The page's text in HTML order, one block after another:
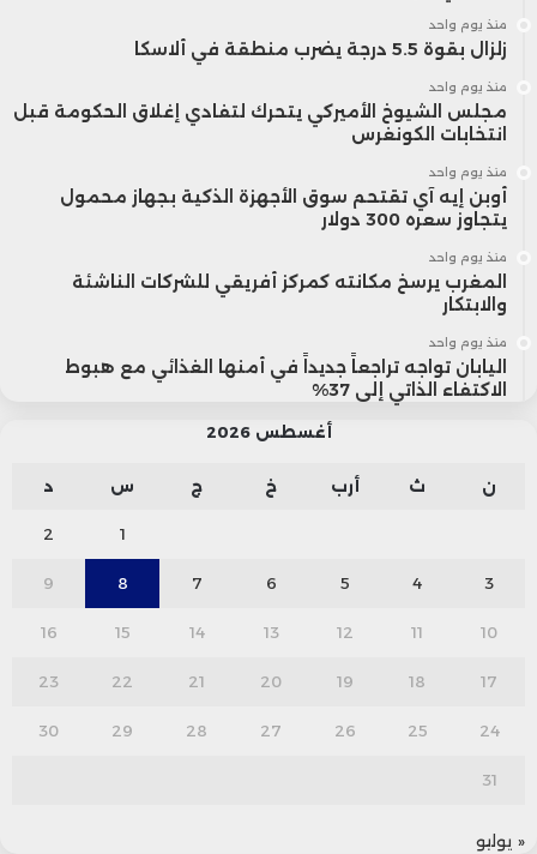
منذ يوم واحد
زلزال بقوة 5.5 درجة يضرب منطقة في ألاسكا
منذ يوم واحد
مجلس الشيوخ الأميركي يتحرك لتفادي إغلاق الحكومة قبل
انتخابات الكونغرس
منذ يوم واحد
أوبن إيه آي تقتحم سوق الأجهزة الذكية بجهاز محمول
يتجاوز سعره 300 دولار
منذ يوم واحد
المغرب يرسخ مكانته كمركز أفريقي للشركات الناشئة
والابتكار
منذ يوم واحد
اليابان تواجه تراجعاً جديداً في أمنها الغذائي مع هبوط
الاكتفاء الذاتي إلى 37%
أغسطس 2026
ن ث أرب خ ج س د
1
2
3
4
5
6
7
8
9
10
11
12
13
14
15
16
17
18
19
20
21
22
23
24
25
26
27
28
29
30
31
« يوليو